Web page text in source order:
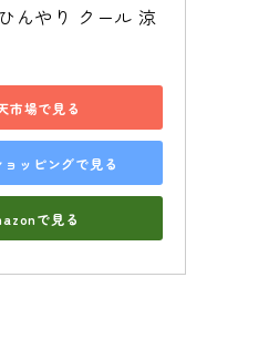
んやり クール 涼
市場で見る
ッピングで見る
で見る